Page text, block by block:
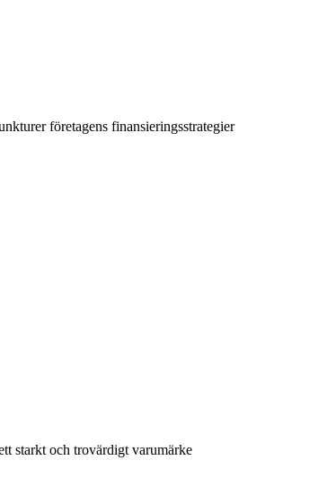
företagens finansieringsstrategier
starkt och trovärdigt varumärke